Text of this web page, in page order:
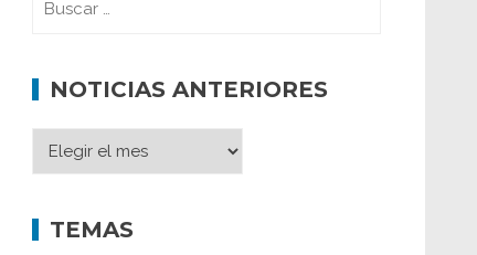
NOTICIAS ANTERIORES
TEMAS